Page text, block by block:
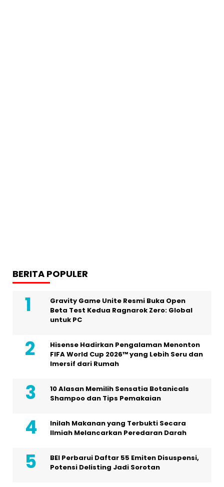
BERITA POPULER
Gravity Game Unite Resmi Buka Open
Beta Test Kedua Ragnarok Zero: Global
untuk PC
Hisense Hadirkan Pengalaman Menonton
FIFA World Cup 2026™ yang Lebih Seru dan
Imersif dari Rumah
10 Alasan Memilih Sensatia Botanicals
Shampoo dan Tips Pemakaian
Inilah Makanan yang Terbukti Secara
Ilmiah Melancarkan Peredaran Darah
BEI Perbarui Daftar 55 Emiten Disuspensi,
Potensi Delisting Jadi Sorotan